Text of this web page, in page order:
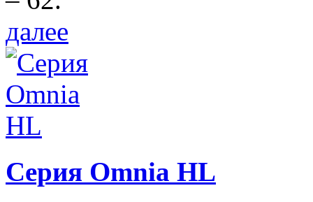
далее
Серия Omnia HL